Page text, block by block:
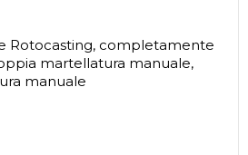
Rotocasting, completamente
martellatura manuale,
manuale